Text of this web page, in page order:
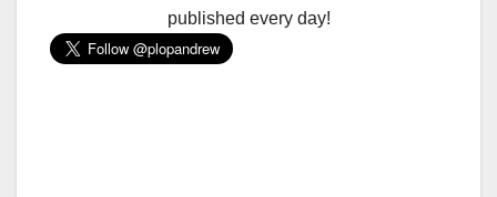
published every day!